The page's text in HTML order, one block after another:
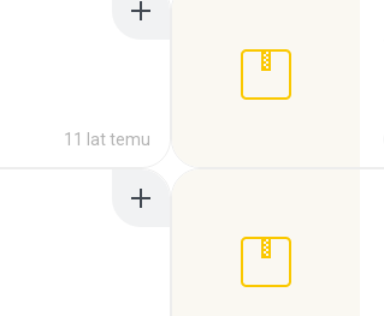
11 lat temu